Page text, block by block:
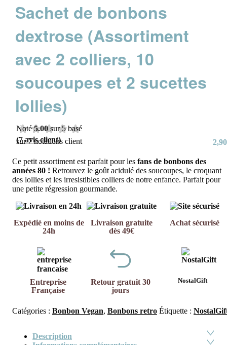
Sachet de bonbons
dextrose (Assortiment
avec 2 colliers, 10
soucoupes et 2 sucettes
lollies)
Noté5.00 sur 5 basé
sur7notations client
(7avis client) 2,90
Ce petit assortiment est parfait pour les fans de bonbons des
années 80 ! Retrouvez le goût acidulé des soucoupes, le croquant
des lollies et les irresistibles colliers de notre enfance. Parfait pour
une petite régression gourmande.
Expédié en moins de
24h
Livraison gratuite
dès 49€
Achat sécurisé
Entreprise
Française
Retour gratuit 30
jours
NostalGift
Catégories : Bonbon Vegan, Bonbons retro Étiquette :
Description